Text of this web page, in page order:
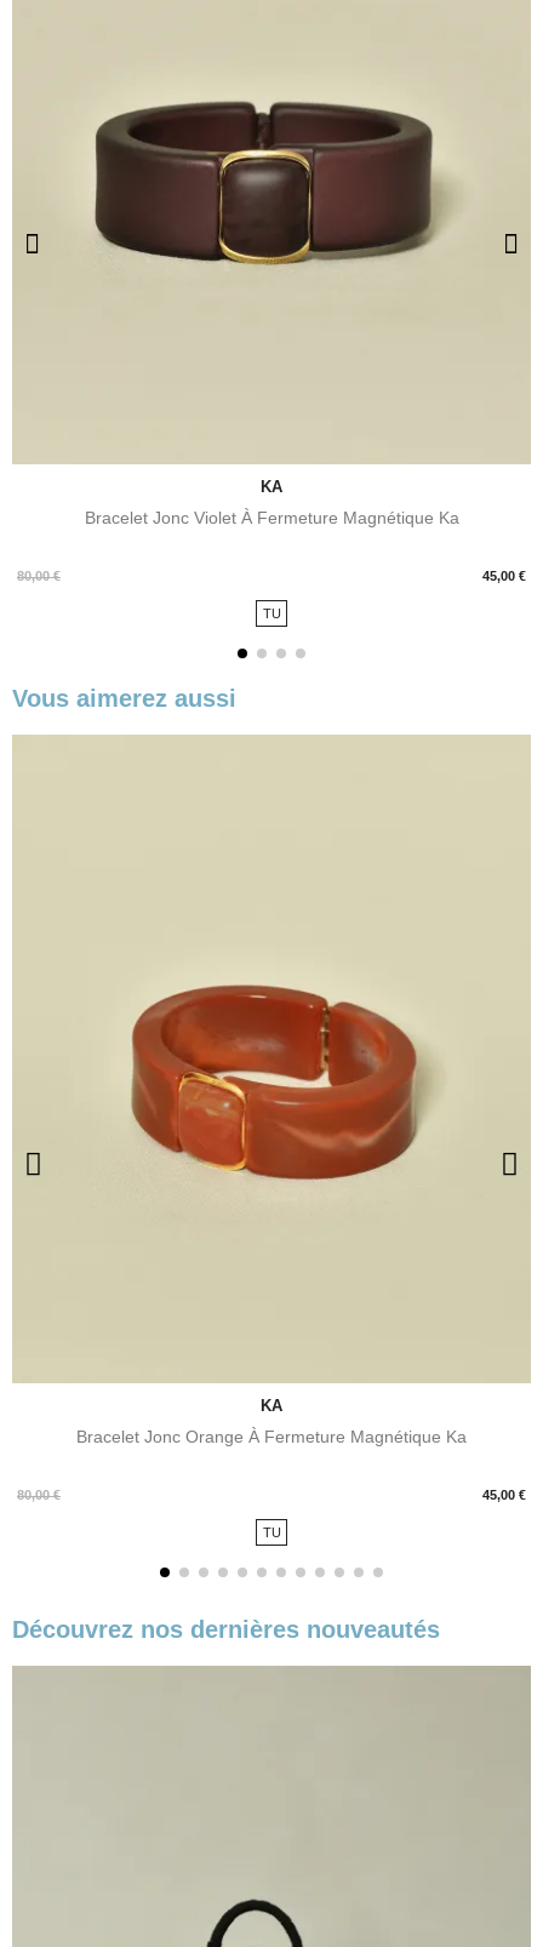
KA
Bracelet Jonc Violet À Fermeture Magnétique Ka
80,00 € 45,00 €
Prix
TU
Vous aimerez aussi
KA
Bracelet Jonc Orange À Fermeture Magnétique Ka
80,00 € 45,00 €
Prix
TU
Découvrez nos dernières nouveautés